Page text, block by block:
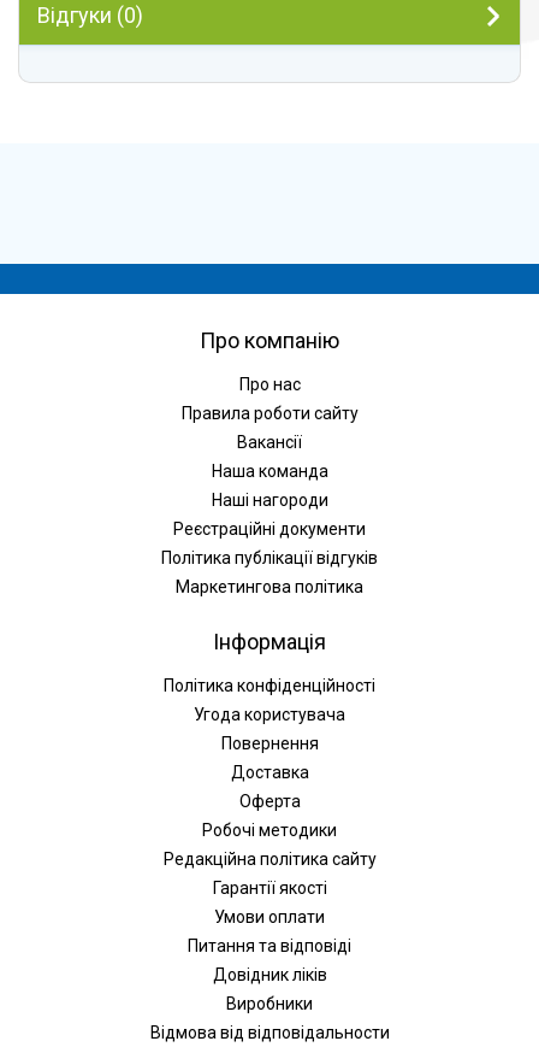
Відгуки (0)
Про компанію
Про нас
Правила роботи сайту
Вакансії
Наша команда
Наші нагороди
Реєстраційні документи
Політика публікації відгуків
Маркетингова політика
Інформація
Політика конфіденційності
Угода користувача
Повернення
Доставка
Оферта
Робочі методики
Редакційна політика сайту
Гарантії якості
Умови оплати
Питання та відповіді
Довідник ліків
Виробники
Відмова від відповідальности